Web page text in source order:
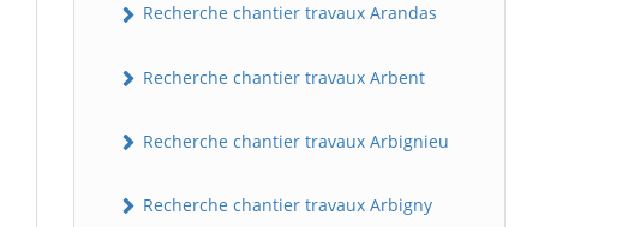
Recherche chantier travaux Arandas
Recherche chantier travaux Arbent
Recherche chantier travaux Arbignieu
Recherche chantier travaux Arbigny